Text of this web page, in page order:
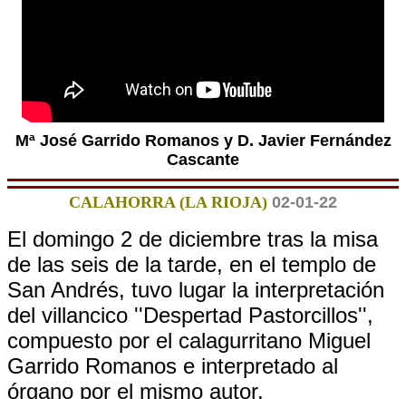
Mª José Garrido Romanos y D. Javier Fernández
Cascante
CALAHORRA (LA RIOJA) 02-01-22
El domingo 2 de diciembre tras la misa
de las seis de la tarde, en el templo de
San Andrés, tuvo lugar la interpretación
del villancico ''Despertad Pastorcillos'',
compuesto por el calagurritano Miguel
Garrido Romanos e interpretado al
órgano por el mismo autor.